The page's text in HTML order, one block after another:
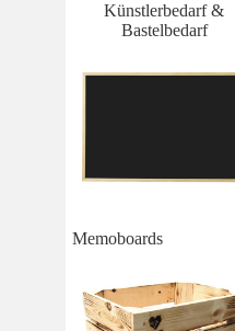
Künstlerbedarf &
Bastelbedarf
Memoboards